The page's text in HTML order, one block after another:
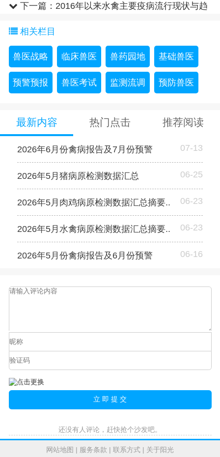
下一篇： 2016年以来水禽主要疫病流行现状与趋
相关栏目
兽医战略 临床兽医 兽药园地 基础兽医
预警预报 兽医考试 监测流调 预防兽医
最新内容 热门点击 推荐阅读
2026年6月份禽病报告及7月份预警 07-13
2026年5月猪病原检测数据汇总 06-25
2026年5月肉鸡病原检测数据汇总摘要.. 06-23
2026年5月水禽病原检测数据汇总摘要.. 06-23
2026年5月份禽病报告及6月份预警 06-16
还没有人评论，赶快抢个沙发吧。
网站地图 | 服务条款 | 联系方式 | 关于阳光